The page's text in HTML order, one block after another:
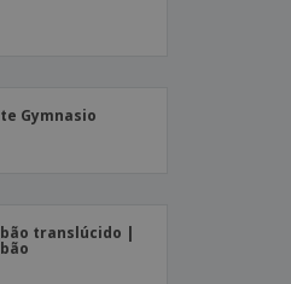
Gymnasio
translúcido |